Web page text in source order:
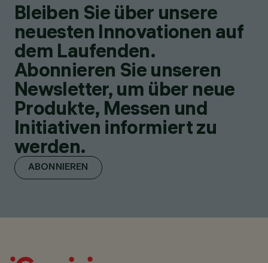
Bleiben Sie über unsere
neuesten Innovationen auf
dem Laufenden.
Abonnieren Sie unseren
Newsletter, um über neue
Produkte, Messen und
Initiativen informiert zu
werden.
ABONNIEREN